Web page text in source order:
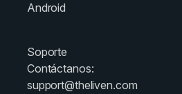
Android
Soporte
Contáctanos:
support@theliven.com